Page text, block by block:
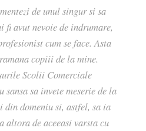
de unul singur si sa
fi avut nevoie de indrumare,
cum se face. Asta
copiii de la mine.
Scolii Comerciale
sa invete meserie de la
domeniu si, astfel, sa ia
de aceeasi varsta cu